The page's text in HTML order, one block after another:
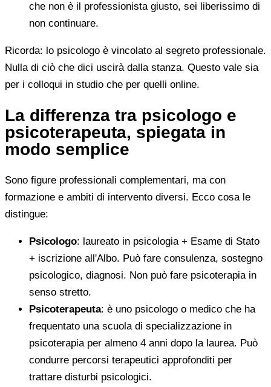
che non è il professionista giusto, sei liberissimo di
non continuare.
Ricorda: lo psicologo è vincolato al segreto professionale.
Nulla di ciò che dici uscirà dalla stanza. Questo vale sia
per i colloqui in studio che per quelli online.
La differenza tra psicologo e
psicoterapeuta, spiegata in
modo semplice
Sono figure professionali complementari, ma con
formazione e ambiti di intervento diversi. Ecco cosa le
distingue:
Psicologo: laureato in psicologia + Esame di Stato
+ iscrizione all'Albo. Può fare consulenza, sostegno
psicologico, diagnosi. Non può fare psicoterapia in
senso stretto.
Psicoterapeuta: è uno psicologo o medico che ha
frequentato una scuola di specializzazione in
psicoterapia per almeno 4 anni dopo la laurea. Può
condurre percorsi terapeutici approfonditi per
trattare disturbi psicologici.